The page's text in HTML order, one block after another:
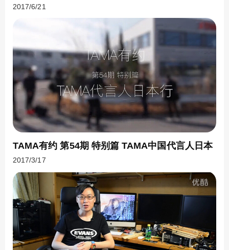
2017/6/21
TAMA有约 第54期 特别篇 TAMA中国代言人日本
2017/3/17